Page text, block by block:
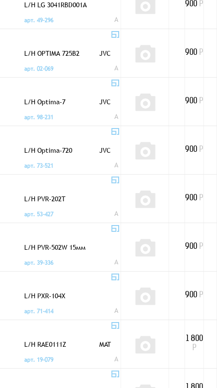
L/H LG 3041RBD001A
арт. 49-296
A
900 Р
L/H OPTIMA 725B2
JVC
арт. 02-069
A
900 Р
L/H Optima-7
JVC
арт. 98-231
A
900 Р
L/H Optima-720
JVC
арт. 73-521
A
900 Р
L/H PVR-202T
арт. 53-427
A
900 Р
L/H PVR-502W 15мм
арт. 39-336
A
900 Р
L/H PXR-104X
арт. 71-414
A
900 Р
L/H RAE0111Z
MAT
арт. 19-079
A
1 800
Р